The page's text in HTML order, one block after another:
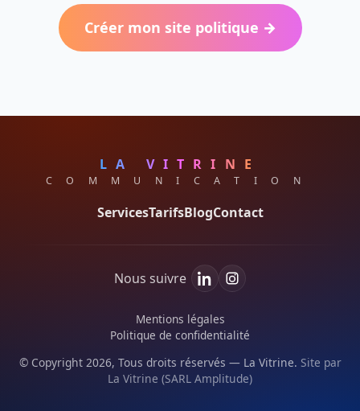
Créer mon site politique →
LA VITRINE
C O M M U N I C A T I O N
ServicesTarifsBlogContact
Nous suivre
Mentions légales
Politique de confidentialité
© Copyright 2026, Tous droits réservés — La Vitrine. Site par
La Vitrine (SARL Amplitude)